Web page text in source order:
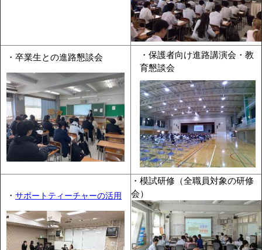
・卒業生との進路懇談会
・保護者向け進路講演会・教
育懇談会
・ サポートティーチャーの活用
・模試研修（全職員対象の研修
会）